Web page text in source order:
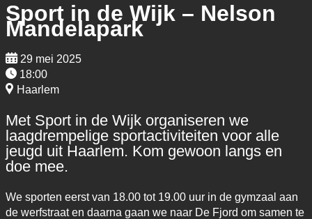
Sport in de Wijk – Nelson
Mandelapark
29 mei 2025
18:00
Haarlem
Met Sport in de Wijk organiseren we
laagdrempelige sportactiviteiten voor alle
jeugd uit Haarlem. Kom gewoon langs en
doe mee.
We sporten eerst van 18.00 tot 19.00 uur in de gymzaal aan
de werfstraat en daarna gaan we naar De Fjord om samen te